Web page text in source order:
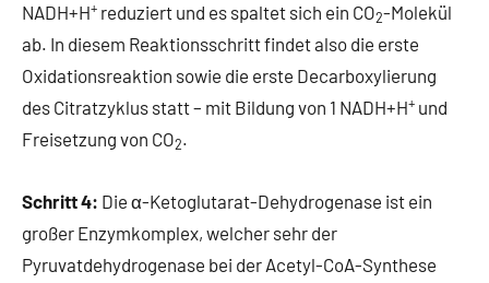
NADH+H+ reduziert und es spaltet sich ein CO2-Molekül
ab. In diesem Reaktionsschritt findet also die erste
Oxidationsreaktion sowie die erste Decarboxylierung
des Citratzyklus statt – mit Bildung von 1 NADH+H+ und
Freisetzung von CO2.
Schritt 4: Die α-Ketoglutarat-Dehydrogenase ist ein
großer Enzymkomplex, welcher sehr der
Pyruvatdehydrogenase bei der Acetyl-CoA-Synthese